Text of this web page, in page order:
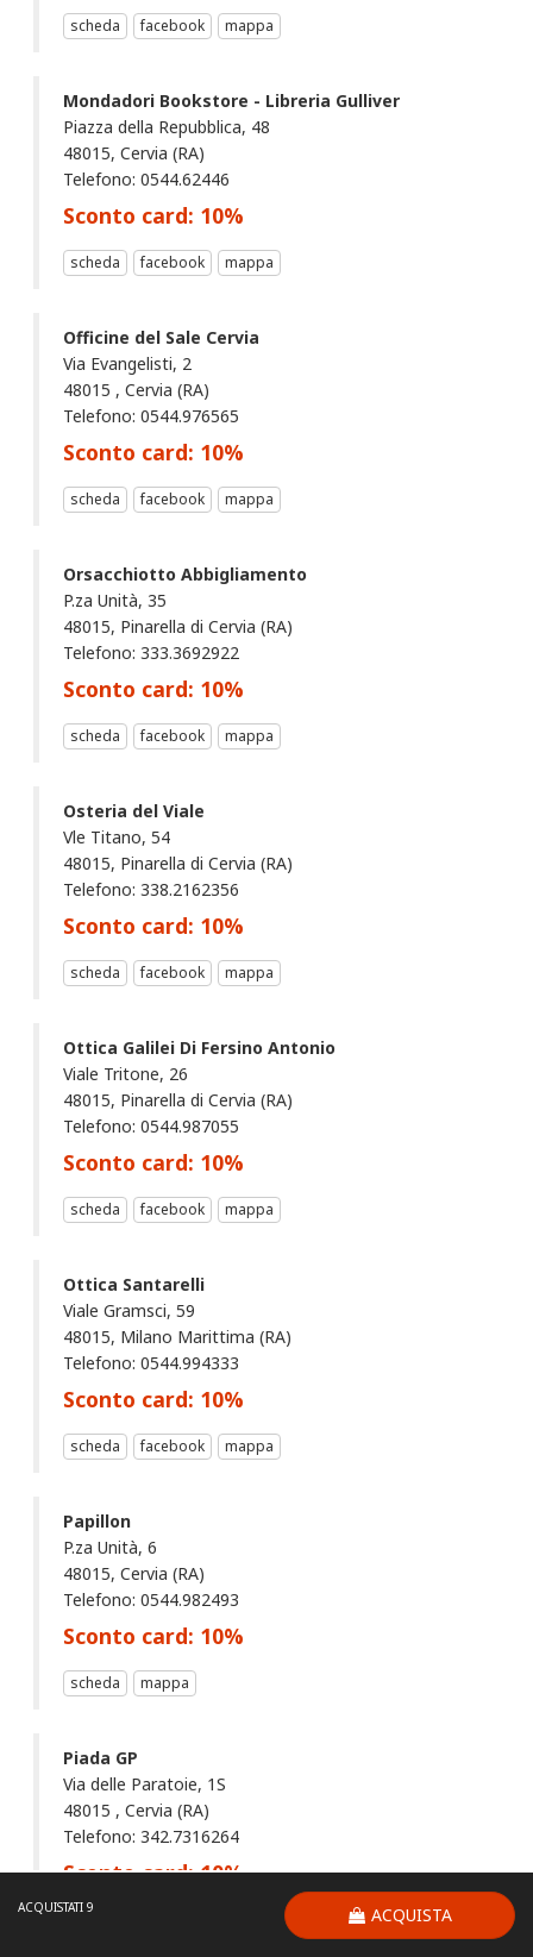
scheda facebook mappa
Mondadori Bookstore - Libreria Gulliver
Piazza della Repubblica, 48
48015, Cervia (RA)
Telefono: 0544.62446
Sconto card: 10%
scheda facebook mappa
Officine del Sale Cervia
Via Evangelisti, 2
48015 , Cervia (RA)
Telefono: 0544.976565
Sconto card: 10%
scheda facebook mappa
Orsacchiotto Abbigliamento
P.za Unità, 35
48015, Pinarella di Cervia (RA)
Telefono: 333.3692922
Sconto card: 10%
scheda facebook mappa
Osteria del Viale
Vle Titano, 54
48015, Pinarella di Cervia (RA)
Telefono: 338.2162356
Sconto card: 10%
scheda facebook mappa
Ottica Galilei Di Fersino Antonio
Viale Tritone, 26
48015, Pinarella di Cervia (RA)
Telefono: 0544.987055
Sconto card: 10%
scheda facebook mappa
Ottica Santarelli
Viale Gramsci, 59
48015, Milano Marittima (RA)
Telefono: 0544.994333
Sconto card: 10%
scheda facebook mappa
Papillon
P.za Unità, 6
48015, Cervia (RA)
Telefono: 0544.982493
Sconto card: 10%
scheda mappa
Piada GP
Via delle Paratoie, 1S
48015 , Cervia (RA)
Telefono: 342.7316264
Sconto card:10%
ACQUISTATI 9 ACQUISTA